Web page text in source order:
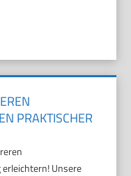
PRAKTISCHER
Unsere